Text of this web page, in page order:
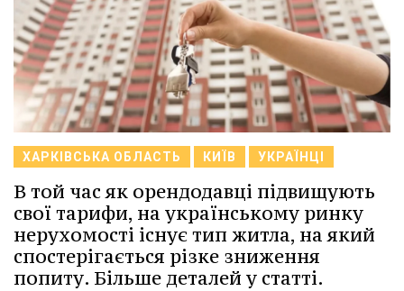
ХАРКІВСЬКА ОБЛАСТЬ КИЇВ УКРАЇНЦІ
В той час як орендодавці підвищують
свої тарифи, на українському ринку
нерухомості існує тип житла, на який
спостерігається різке зниження
попиту. Більше деталей у статті.